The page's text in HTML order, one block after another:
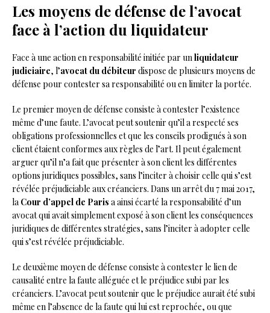
Les moyens de défense de l’avocat
face à l’action du liquidateur
Face à une action en responsabilité initiée par un liquidateur
judiciaire, l’avocat du débiteur dispose de plusieurs moyens de
défense pour contester sa responsabilité ou en limiter la portée.
Le premier moyen de défense consiste à contester l’existence
même d’une faute. L’avocat peut soutenir qu’il a respecté ses
obligations professionnelles et que les conseils prodigués à son
client étaient conformes aux règles de l’art. Il peut également
arguer qu’il n’a fait que présenter à son client les différentes
options juridiques possibles, sans l’inciter à choisir celle qui s’est
révélée préjudiciable aux créanciers. Dans un arrêt du 7 mai 2017,
la Cour d’appel de Paris a ainsi écarté la responsabilité d’un
avocat qui avait simplement exposé à son client les conséquences
juridiques de différentes stratégies, sans l’inciter à adopter celle
qui s’est révélée préjudiciable.
Le deuxième moyen de défense consiste à contester le lien de
causalité entre la faute alléguée et le préjudice subi par les
créanciers. L’avocat peut soutenir que le préjudice aurait été subi
même en l’absence de la faute qui lui est reprochée, ou que